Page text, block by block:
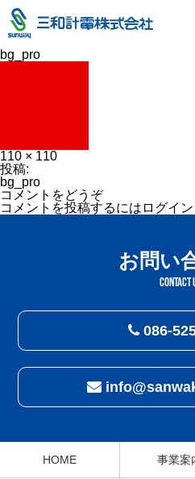
bg_pro
フ
ル
サ
イ
ズ
110 × 110
投
稿
ナ
ビ
投稿:
bg_pro
コメントをどうぞ
コメントを投稿するには ログイン
お問い
CONTACT
086-
HOME 事業案